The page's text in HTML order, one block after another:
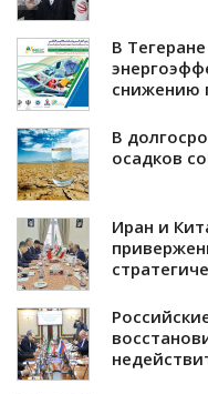
В
снижению
В
осадков
Иран и